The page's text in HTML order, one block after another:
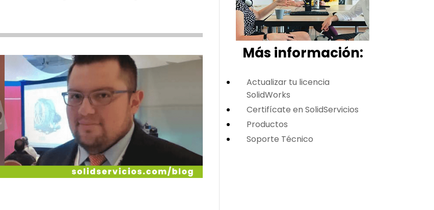
Más información:
Actualizar tu licencia
SolidWorks
Certifícate en SolidServicios
Productos
Soporte Técnico